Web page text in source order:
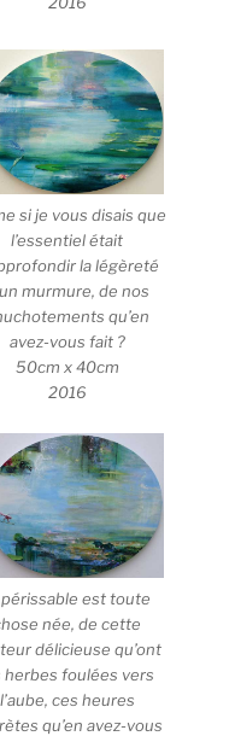
si je vous disais que
l’essentiel était
la légèreté
murmure, de nos
qu’en
avez-vous fait ?
50cm x 40cm
2016
périssable est toute
née, de cette
délicieuse qu’ont
herbes foulées vers
l’aube, ces heures
qu’en avez-vous